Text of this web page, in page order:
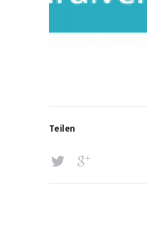
Teilen